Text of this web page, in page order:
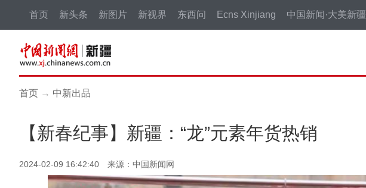
首页 新头条 新图片 新视界 东西问 Ecns Xinjiang 中国新闻·大美新疆
首页 → 中新出品
【新春纪事】新疆：“龙”元素年货热销
2024-02-09 16:42:40 来源：中国新闻网